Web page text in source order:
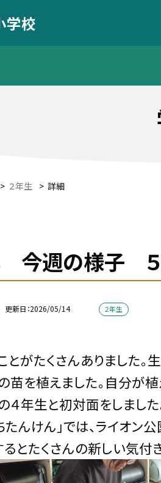
学校
> ２年生 > 詳細
今週の様子 ５
更新日 2026/05/14 ２年生
がたくさんありました。
を植えました。自分が
４年生と初対面をしまし
たんけん」では、ライオ
とたくさんの新しい気付